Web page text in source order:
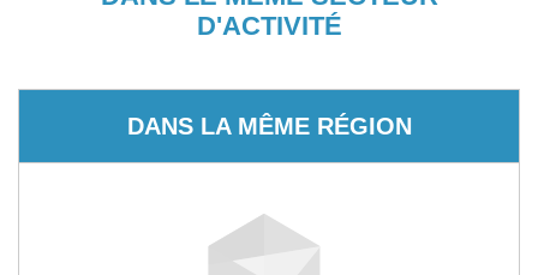
D'ACTIVITÉ
DANS LA MÊME RÉGION